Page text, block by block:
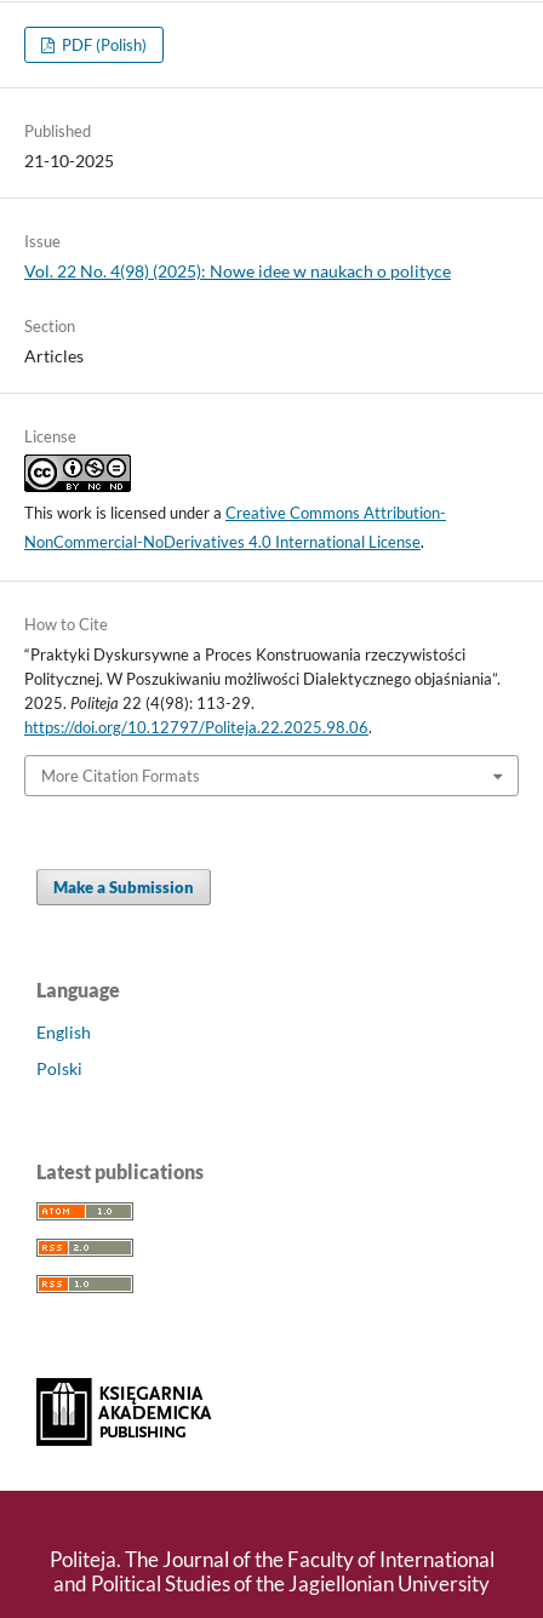
PDF (Polish)
Published
21-10-2025
Issue
Vol. 22 No. 4(98) (2025): Nowe idee w naukach o polityce
Section
Articles
License
This work is licensed under a Creative Commons Attribution-
NonCommercial-NoDerivatives 4.0 International License.
How to Cite
“Praktyki Dyskursywne a Proces Konstruowania rzeczywistości
Politycznej. W Poszukiwaniu możliwości Dialektycznego objaśniania”.
2025. Politeja 22 (4(98): 113-29.
https://doi.org/10.12797/Politeja.22.2025.98.06.
More Citation Formats
Make a Submission
Language
English
Polski
Latest publications
Politeja. The Journal of the Faculty of International
and Political Studies of the Jagiellonian University